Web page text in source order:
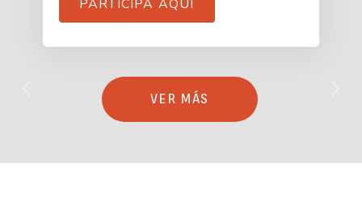
PARTICIPA AQUÍ
VER MÁS